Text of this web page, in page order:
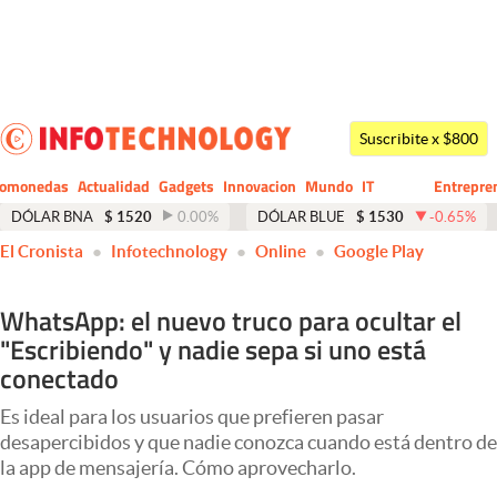
Dólar
Economía y Política
Finanzas y Mercados
Negocios
Columnistas
Otras secciones
Apertura
Suscribite x $800
Actualidad Gadgets Innovacion Mundo
CIO
IT
Business
DÓLAR BNA $ 1520 0.00% DÓLAR BLUE $ 1530 -0.65%
El Cronista Infotechnology Online Google Play
WhatsApp: el nuevo truco para ocultar el
"Escribiendo" y nadie sepa si uno está
conectado
Es ideal para los usuarios que prefieren pasar
desapercibidos y que nadie conozca cuando está dentro de
la app de mensajería. Cómo aprovecharlo.